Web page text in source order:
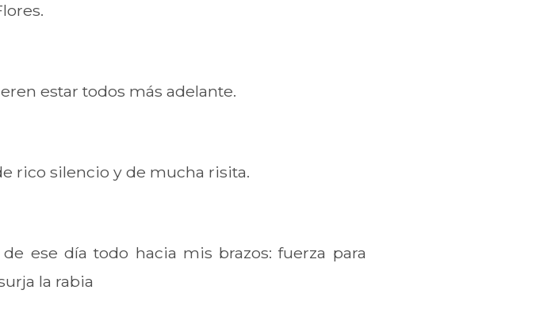
estar todos más adelante.
rico silencio y de mucha risita.
ese día todo hacia mis brazos: fuerza para
la rabia